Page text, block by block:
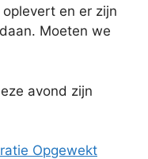
en er zijn
Moeten we